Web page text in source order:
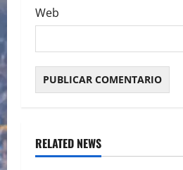
Web
RELATED NEWS